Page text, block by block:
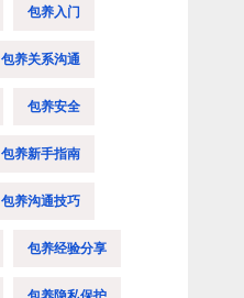
包养入门
包养关系沟通
包养安全
包养新手指南
包养沟通技巧
包养经验分享